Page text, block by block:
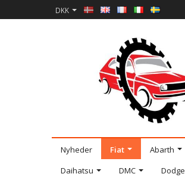
DKK
Nyheder Fiat Abarth
Daihatsu
DMC Dodge